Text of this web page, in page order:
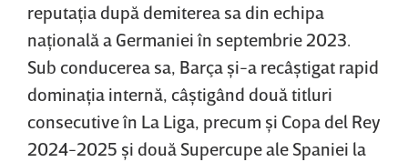
reputaţia după demiterea sa din echipa
naţională a Germaniei în septembrie 2023.
Sub conducerea sa, Barça şi-a recâştigat rapid
dominaţia internă, câştigând două titluri
consecutive în La Liga, precum şi Copa del Rey
2024-2025 şi două Supercupe ale Spaniei la